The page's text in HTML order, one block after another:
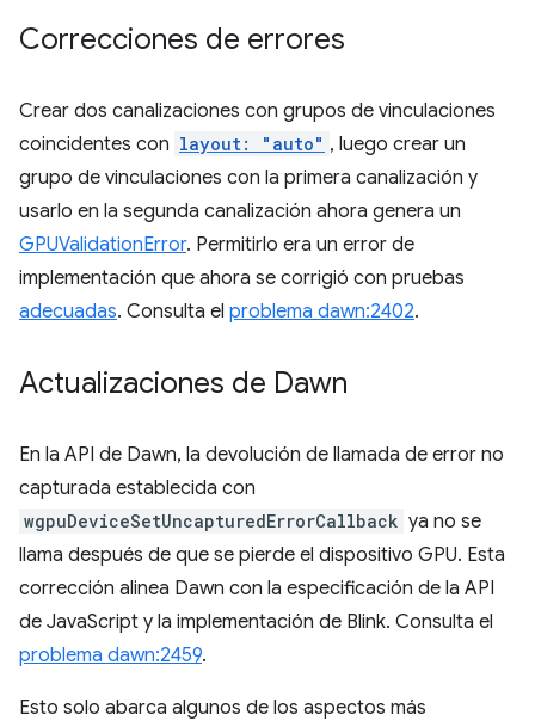
Correcciones de errores
Crear dos canalizaciones con grupos de vinculaciones
coincidentes con layout: "auto" , luego crear un
grupo de vinculaciones con la primera canalización y
usarlo en la segunda canalización ahora genera un
GPUValidationError. Permitirlo era un error de
implementación que ahora se corrigió con pruebas
adecuadas. Consulta el problema dawn:2402.
Actualizaciones de Dawn
En la API de Dawn, la devolución de llamada de error no
capturada establecida con
wgpuDeviceSetUncapturedErrorCallback ya no se
llama después de que se pierde el dispositivo GPU. Esta
corrección alinea Dawn con la especificación de la API
de JavaScript y la implementación de Blink. Consulta el
problema dawn:2459.
Esto solo abarca algunos de los aspectos más